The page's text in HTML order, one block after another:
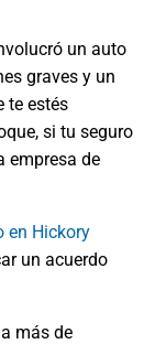
un auto
graves y un
te estés
si tu seguro
empresa de
en Hickory
un acuerdo
más de